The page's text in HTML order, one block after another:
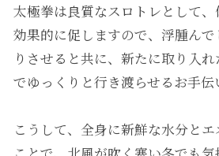
太極拳は良質なスロトレとして
効果的に促しますので、浮腫ん
りさせると共に、新たに取り入
でゆっくりと行き渡らせるお手伝
こうして、全身に新鮮な水分と